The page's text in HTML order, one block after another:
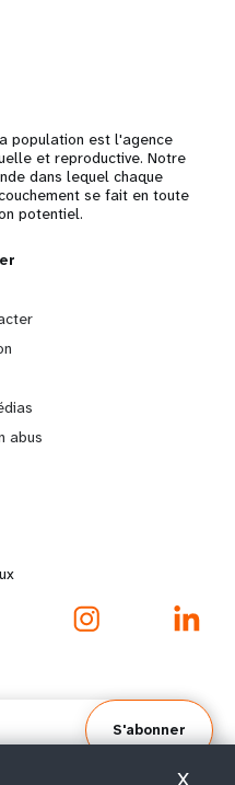
population est l'agence
et reproductive. Notre
dans lequel chaque
se fait en toute
potentiel.
abus
S'abonner
X